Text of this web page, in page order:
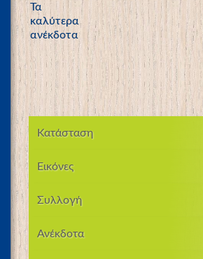
Τα
καλύτερα
ανέκδοτα
Κατάσταση
Εικόνες
Συλλογή
Ανέκδοτα